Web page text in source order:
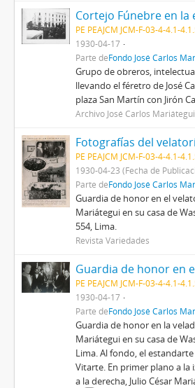
PE PEAJCM JCM-F-03-4-4.1-
1930-04-17
Parte deFondo José Carlos
Grupo de obreros,
llevando el féretro de José
plaza San Martín con Jirón
Archivo José Carlos Mariátegui
PE PEAJCM JCM-F-03-4-4.1-
1930-04-23 (Fecha de
Parte deFondo José Carlos
Guardia de honor en el
Mariátegui en su casa de
554, Lima.
Revista Variedades
PE PEAJCM JCM-F-03-4-4.1-
1930-04-17
Parte deFondo José Carlos
Guardia de honor en la
Mariátegui en su casa de
Lima. Al fondo, el
Vitarte. En primer plano a la
a la derecha, Julio César